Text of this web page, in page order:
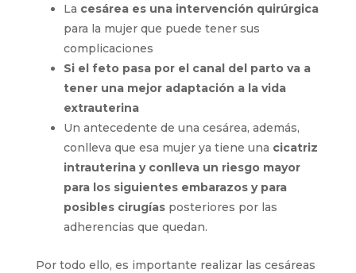
La cesárea es una intervención quirúrgica
para la mujer que puede tener sus
complicaciones
Si el feto pasa por el canal del parto va a
tener una mejor adaptación a la vida
extrauterina
Un antecedente de una cesárea, además,
conlleva que esa mujer ya tiene una cicatriz
intrauterina y conlleva un riesgo mayor
para los siguientes embarazos y para
posibles cirugíasposteriores por las
adherencias que quedan.
Por todo ello, es importante realizar las cesáreas